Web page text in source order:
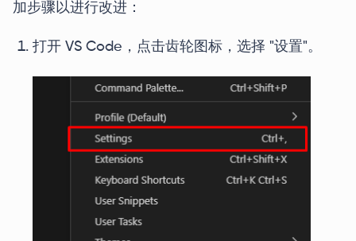
加步骤以进行改进：
打开 VS Code，点击齿轮图标，选择 "设置"。